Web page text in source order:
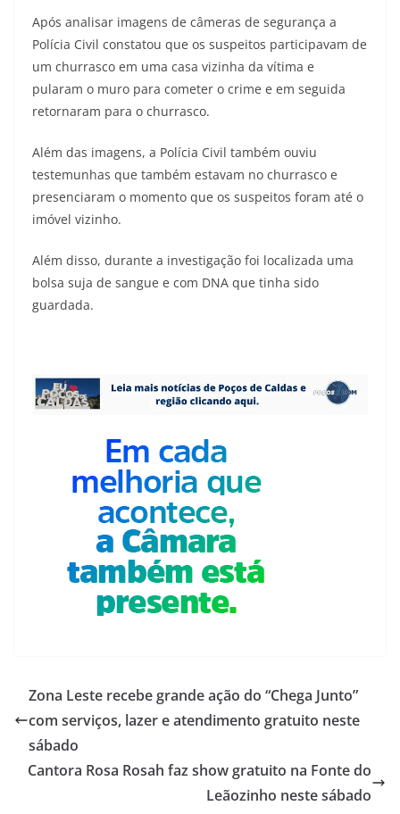
Após analisar imagens de câmeras de segurança a
Polícia Civil constatou que os suspeitos participavam de
um churrasco em uma casa vizinha da vítima e
pularam o muro para cometer o crime e em seguida
retornaram para o churrasco.
Além das imagens, a Polícia Civil também ouviu
testemunhas que também estavam no churrasco e
presenciaram o momento que os suspeitos foram até o
imóvel vizinho.
Além disso, durante a investigação foi localizada uma
bolsa suja de sangue e com DNA que tinha sido
guardada.
Zona Leste recebe grande ação do “Chega Junto”
com serviços, lazer e atendimento gratuito neste
sábado
Cantora Rosa Rosah faz show gratuito na Fonte do
Leãozinho neste sábado